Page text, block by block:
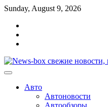
Перейти
содержимому
Sunday, August 9, 2026
Авто
Автоновости
Автообзоры